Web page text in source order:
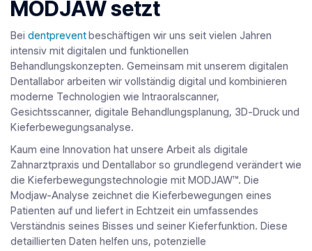
MODJAW setzt
Bei dentpreventbeschäftigen wir uns seit vielen Jahren
intensiv mit digitalen und funktionellen
Behandlungskonzepten. Gemeinsam mit unserem digitalen
Dentallabor arbeiten wir vollständig digital und kombinieren
moderne Technologien wie Intraoralscanner,
Gesichtsscanner, digitale Behandlungsplanung, 3D-Druck und
Kieferbewegungsanalyse.
Kaum eine Innovation hat unsere Arbeit als digitale
Zahnarztpraxis und Dentallabor so grundlegend verändert wie
die Kieferbewegungstechnologie mit MODJAW™. Die
Modjaw-Analyse zeichnet die Kieferbewegungen eines
Patienten auf und liefert in Echtzeit ein umfassendes
Verständnis seines Bisses und seiner Kieferfunktion. Diese
detaillierten Daten helfen uns, potenzielle